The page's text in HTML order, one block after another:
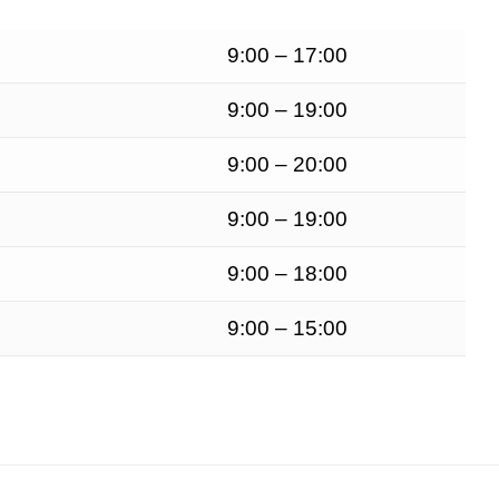
9:00 – 17:00
9:00 – 19:00
9:00 – 20:00
9:00 – 19:00
9:00 – 18:00
9:00 – 15:00